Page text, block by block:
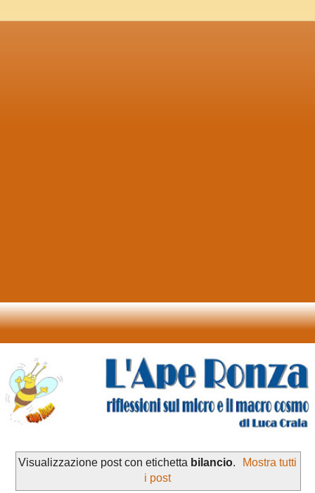
Visualizzazione post con etichetta bilancio.
Mostra tutti
i post